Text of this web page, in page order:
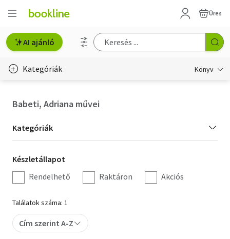
Üres
AI ajánló
Kategóriák Könyv
Hobbi, szabadidő
Irodalom
Művészet
Szakkönyv
Babeti, Adriana művei
Kategória
szűrés
Kategóriák
Készletállapot
szűrés
Készletállapot
Rendelhető
Raktáron Akciós
Találatok száma: 1
Cím szerint A-Z